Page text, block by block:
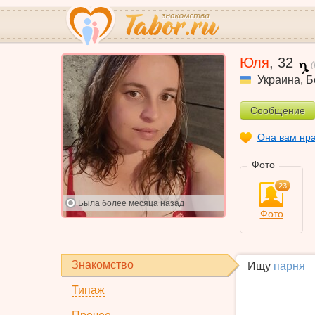
Была более месяца назад
Юля, 32
Украина,
Сообщение
Она вам
Фото
23
Фото
Знакомство
Типаж
Ищу парня